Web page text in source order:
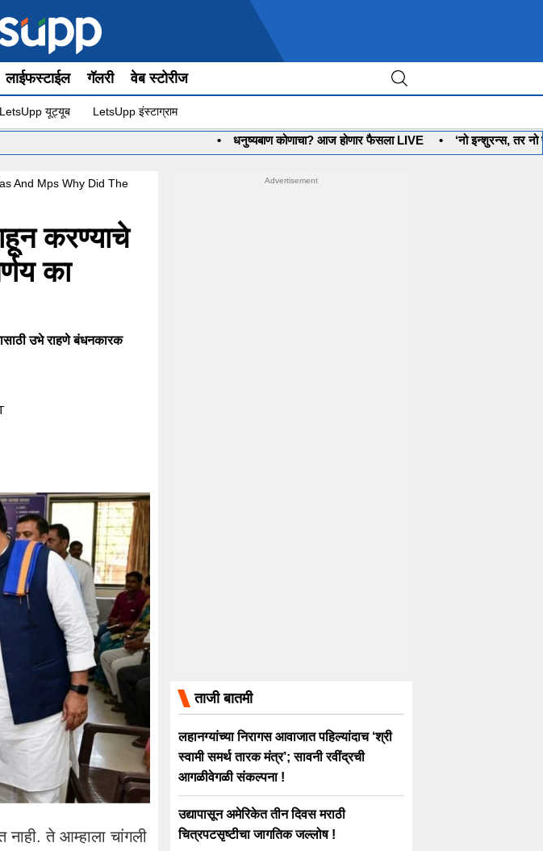
लाईफस्टाईल गॅलरी वेब स्टोरीज
LetsUpp यूट्यूब LetsUpp इंस्टाग्राम
धनुष्यबाण कोणाचा? आज होणार फैसला LIVE • ‘नो इन्शुरन्स, तर नो पेट्रोल’
And Mps Why Did The
करण्याचे
का
उभे राहणे बंधनकारक
ते आम्हाला चांगली
ताजी बातमी
लहानग्यांच्या निरागस आवाजात पहिल्यांदाच ‘श्री
स्वामी समर्थ तारक मंत्र’; सावनी रवींद्रची
आगळीवेगळी संकल्पना !
उद्यापासून अमेरिकेत तीन दिवस मराठी
चित्रपटसृष्टीचा जागतिक जल्लोष !